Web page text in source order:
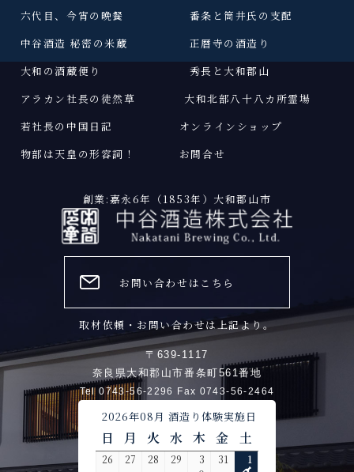
六代目、今宵の晩餐
中谷酒造 秘密の米蔵
大和の酒蔵便り
アラカン社長の徒然草
若社長の中国日記
物部は天皇の形容詞 ！
番条と筒井氏の支配
正暦寺の酒造り
秀長と大和郡山
大和北部八十八カ所霊場
オンラインショップ
お問合せ
創業:嘉永6年（1853年）大和郡山市
お問い合わせはこちら
取材依頼・お問い合わせは上記より。
〒639-1117
奈良県大和郡山市番条町561番地
Tel 0743-56-2296 Fax 0743-56-2464